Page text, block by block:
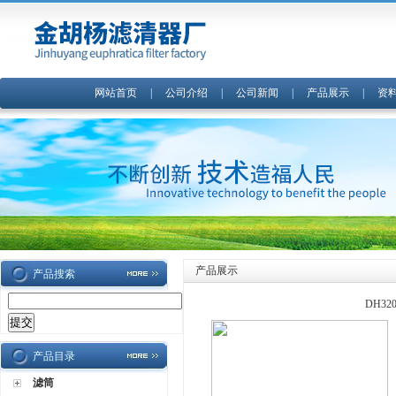
网站首页 公司介绍 公司新闻 产品展示 资
产品搜索
产品目录
滤筒
产品展示